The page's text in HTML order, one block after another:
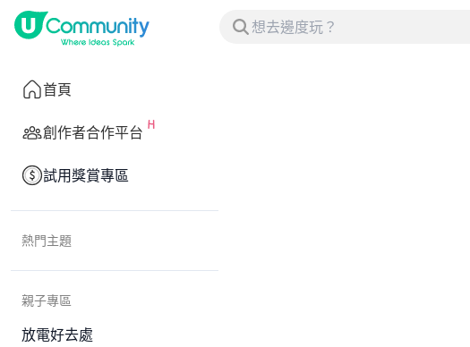
首頁
創作者合作平台
試用獎賞專區
熱門主題
親子專區
放電好去處